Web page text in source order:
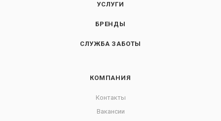
УСЛУГИ
БРЕНДЫ
СЛУЖБА ЗАБОТЫ
КОМПАНИЯ
Контакты
Вакансии